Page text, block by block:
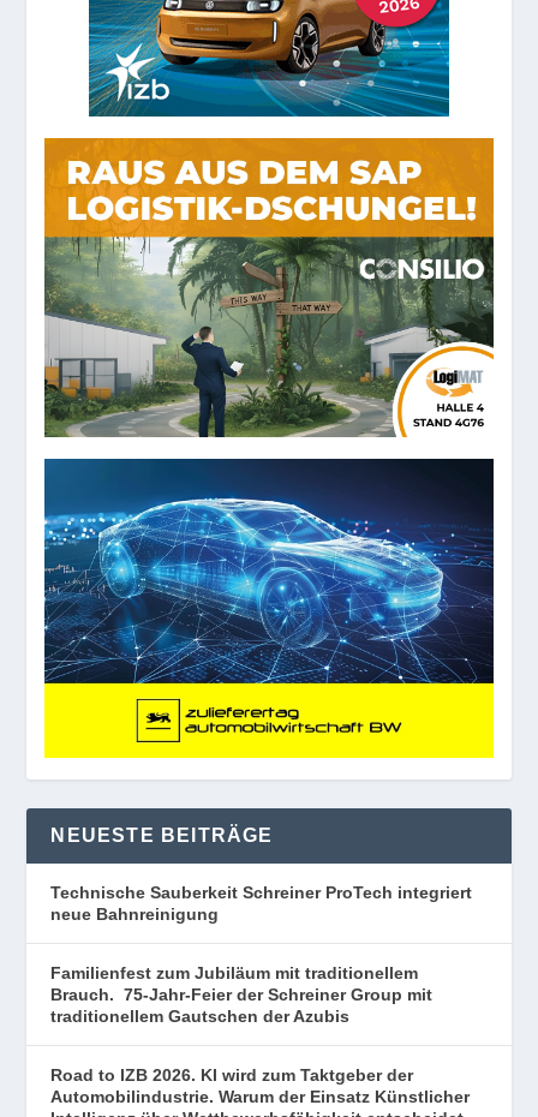
NEUESTE BEITRÄGE
Technische Sauberkeit Schreiner ProTech integriert
neue Bahnreinigung
Familienfest zum Jubiläum mit traditionellem
Brauch. 75-Jahr-Feier der Schreiner Group mit
traditionellem Gautschen der Azubis
Road to IZB 2026. KI wird zum Taktgeber der
Automobilindustrie. Warum der Einsatz Künstlicher